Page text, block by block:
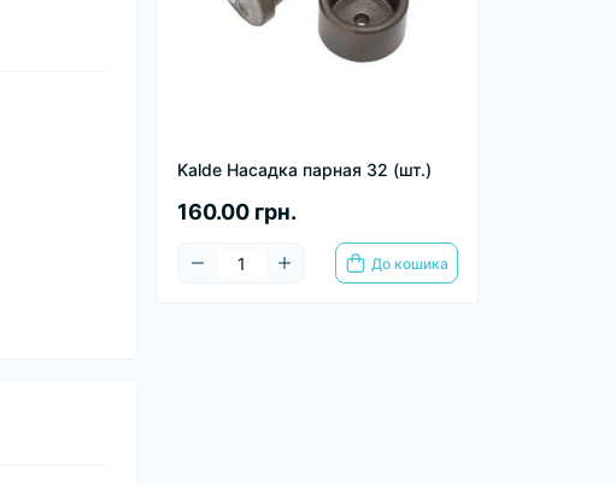
Kalde Насадка парная 32 (шт.)
160.00 грн.
До кошика